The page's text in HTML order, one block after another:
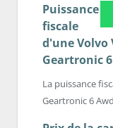
Puissance
fiscale
d'une Volvo
Geartronic
La puissance
Geartronic 6